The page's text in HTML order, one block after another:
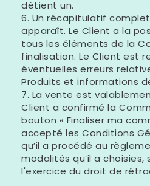
détient un.
Un récapitulatif
apparaît. Le Client a la
tous les éléments de la
finalisation. Le Client est
éventuelles erreurs
Produits et informations
La vente est
Client a confirmé la
bouton « Finaliser ma
accepté les Conditions
qu’il a procédé au
modalités qu’il a choisies,
l'exercice du droit de